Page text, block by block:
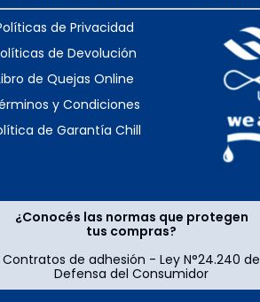
de Privacidad
de Devolución
de Quejas Online
y Condiciones
de Garantía Chill
¿Conocés las normas que protegen
tus compras?
Contratos de adhesión - Ley N°24.240 de
Defensa del Consumidor